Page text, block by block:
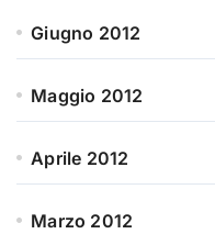
Giugno 2012
Maggio 2012
Aprile 2012
Marzo 2012